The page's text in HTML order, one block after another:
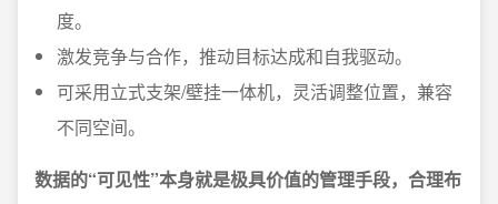
度。
激发竞争与合作，推动目标达成和自我驱动。
可采用立式支架/壁挂一体机，灵活调整位置，兼容
不同空间。
数据的“可见性”本身就是极具价值的管理手段，合理布